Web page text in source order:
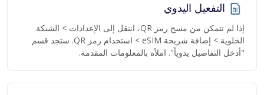
التفعيل اليدوي
إذا لم تتمكن من مسح رمز QR، انتقل إلى الإعدادات > الشبكة
الخلوية > إضافة شريحة eSIM > استخدام رمز QR. ستجد قسم
"أدخل التفاصيل يدوياً". املأه بالمعلومات المقدمة.